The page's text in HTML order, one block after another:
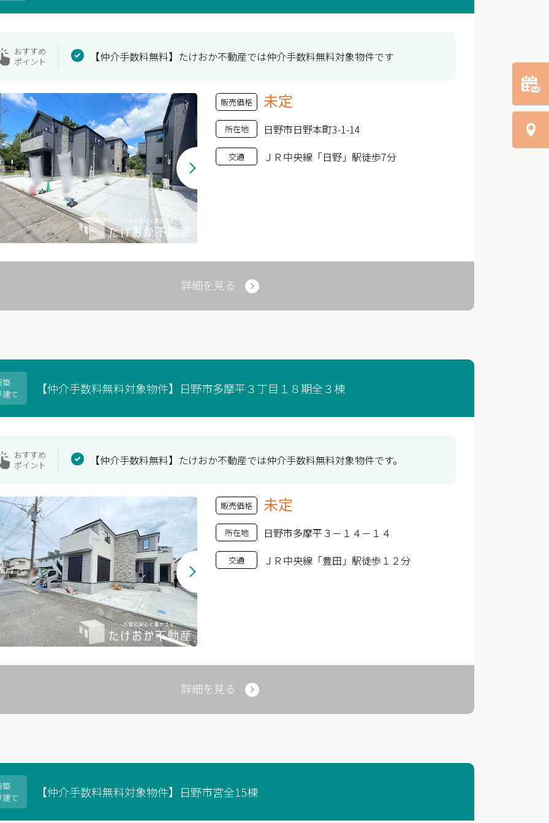
おすすめ
ポイント
【仲介手数料無料】たけおか不動産では仲介手数料無料対象物件です
販売価格 未定
所在地 日野市日野本町3-1-14
交通 ＪＲ中央線「日野」駅徒歩7分
詳細を見る
築
建て
【仲介手数料無料対象物件】日野市多摩平３丁目１８期全３棟
おすすめ
ポイント
【仲介手数料無料】たけおか不動産では仲介手数料無料対象物件です。
販売価格 未定
所在地 日野市多摩平３－１４－１４
交通 ＪＲ中央線「豊田」駅徒歩１２分
詳細を見る
築
建て
【仲介手数料無料対象物件】日野市宮全15棟